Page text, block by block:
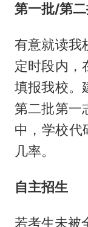
第一批/第
有意就读我
定时段内，
填报我校。
第二批第一
中，学校代
几率。
自主招生
若考生未被